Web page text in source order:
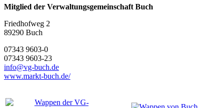
Mitglied der Verwaltungsgemeinschaft Buch
Friedhofweg 2
89290 Buch
07343 9603-0
07343 9603-23
info@vg-buch.de
www.markt-buch.de/